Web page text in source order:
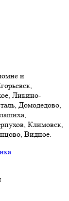
и
Ликино-
Домодедово,
Климовск,
Видное.